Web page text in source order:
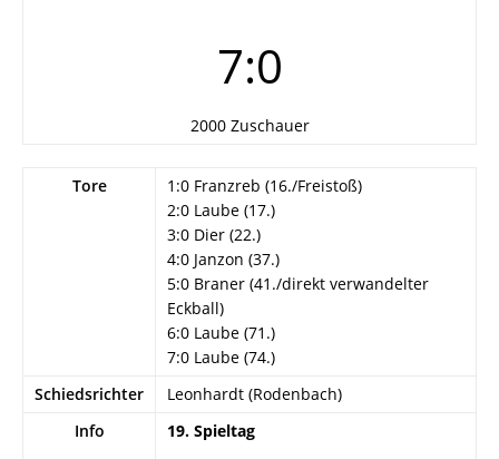
7:0
2000 Zuschauer
Tore
1:0 Franzreb (16./Freistoß)
2:0 Laube (17.)
3:0 Dier (22.)
4:0 Janzon (37.)
5:0 Braner (41./direkt verwandelter
Eckball)
6:0 Laube (71.)
7:0 Laube (74.)
Schiedsrichter
Leonhardt (Rodenbach)
Info
19. Spieltag